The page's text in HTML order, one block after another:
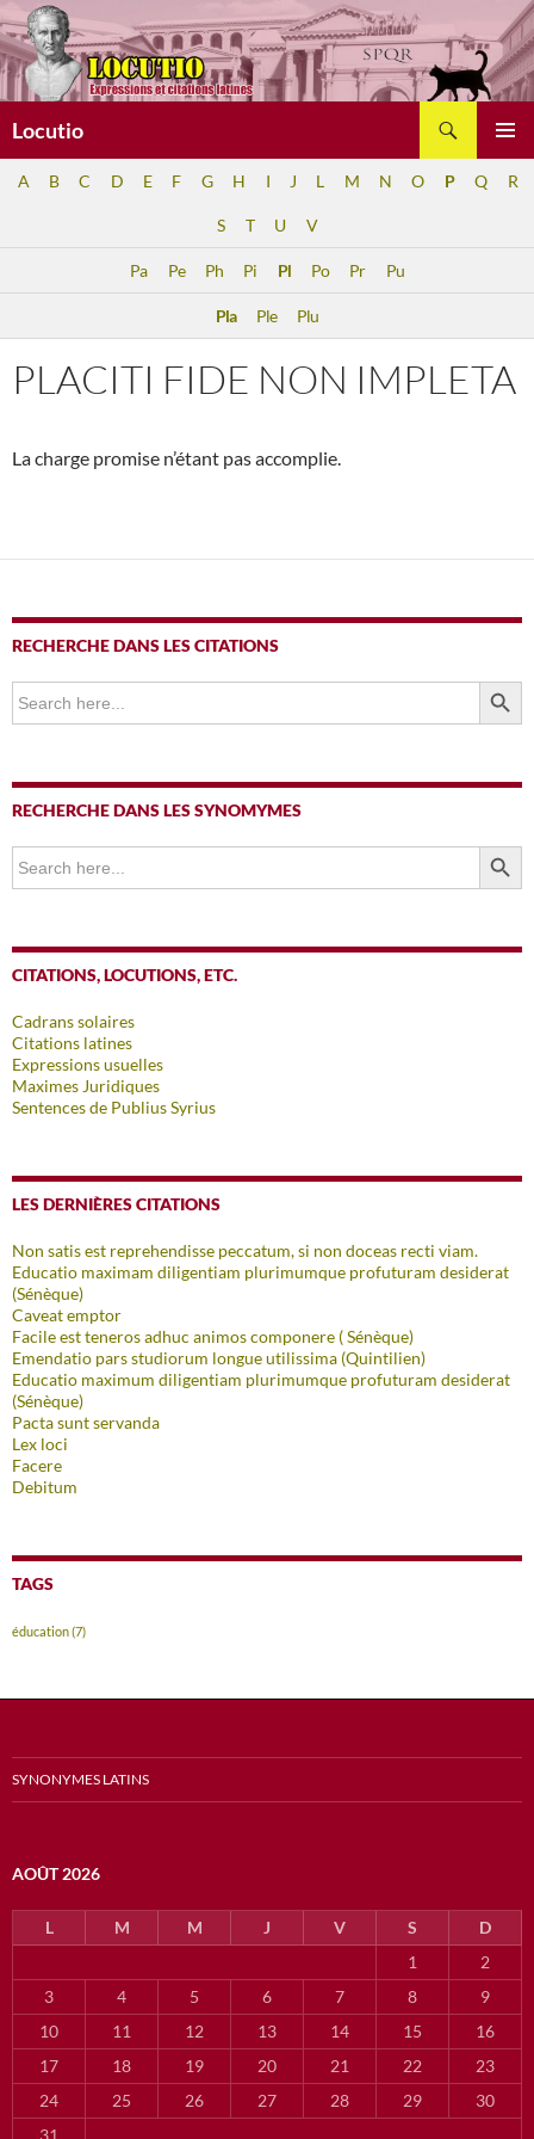
Aller
au
contenu
Locutio
A B C D E F G H I J L M N O P Q R
S T U V
Pa Pe Ph Pi Pl Po Pr Pu
Pla Ple Plu
PLACITI FIDE NON IMPLETA
La charge promise n’étant pas accomplie.
RECHERCHE DANS LES CITATIONS
Search
for:
SEARCH
RECHERCHE DANS LES SYNOMYMES
Search
for:
SEARCH
CITATIONS, LOCUTIONS, ETC.
Cadrans solaires
Citations latines
Expressions usuelles
Maximes Juridiques
Sentences de Publius Syrius
LES DERNIÈRES CITATIONS
Non satis est reprehendisse peccatum, si non doceas recti viam.
Educatio maximam diligentiam plurimumque profuturam desiderat
(Sénèque)
Caveat emptor
Facile est teneros adhuc animos componere ( Sénèque)
Emendatio pars studiorum longue utilissima (Quintilien)
Educatio maximum diligentiam plurimumque profuturam desiderat
(Sénèque)
Pacta sunt servanda
Lex loci
Facere
Debitum
TAGS
éducation(7)
SYNONYMES LATINS
AOÛT 2026
L M M J V S
D
1
2
3
4 5 6 7 8
9
10
11 12 13 14 15
16
17
18 19 20 21 22
23
24
25 26 27 28 29
30